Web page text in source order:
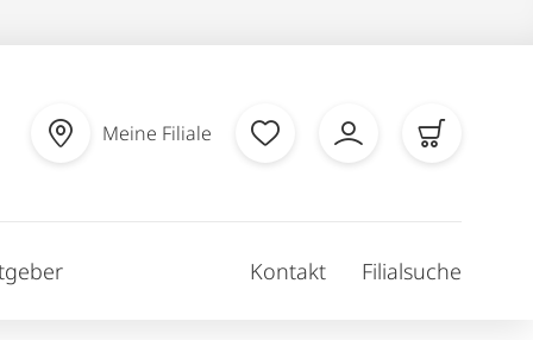
Meine Filiale
Kontakt Filialsuche